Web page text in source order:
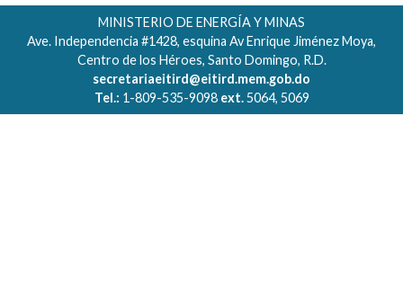
MINISTERIO DE ENERGÍA Y MINAS
Ave. Independencia #1428, esquina Av Enrique Jiménez Moya,
Centro de los Héroes, Santo Domingo, R.D.
secretariaeitird@eitird.mem.gob.do
Tel.: 1-809-535-9098 ext.5064, 5069